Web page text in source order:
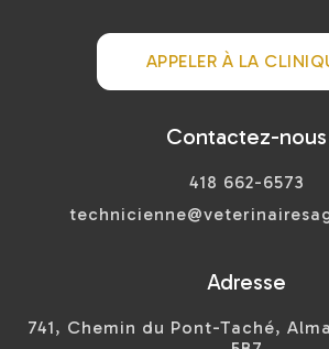
APPELER À LA
Contactez-nous
418 662-6573
Adresse
741, Chemin du Pont-Taché,